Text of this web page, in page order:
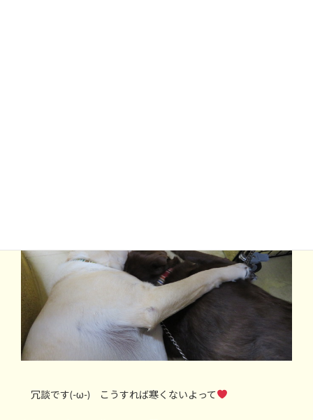
冗談です(-ω-) こうすれば寒くないよって